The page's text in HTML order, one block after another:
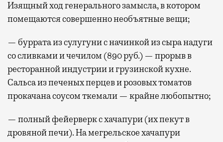
Изящный ход генерального замысла, в котором
помещаются совершенно необъятные вещи;
— буррата из сулугуни с начинкой из сыра надуги
со сливками и чечилом (890 руб.) — прорыв в
ресторанной индустрии и грузинской кухне.
Сальса из печеных перцев и розовых томатов
прокачана соусом ткемали — крайне любопытно;
— полный фейерверк с хачапури (их пекут в
дровяной печи). На мегрельское хачапури